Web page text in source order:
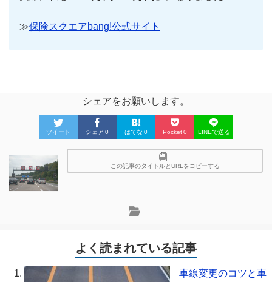
≫保険スクエアbang!公式サイト
シェアをお願いします。
ツイート シェア 0 はてな 0 Pocket0 LINEで送る
この記事のタイトルとURLをコピーする
よく読まれている記事
車線変更のコツと車